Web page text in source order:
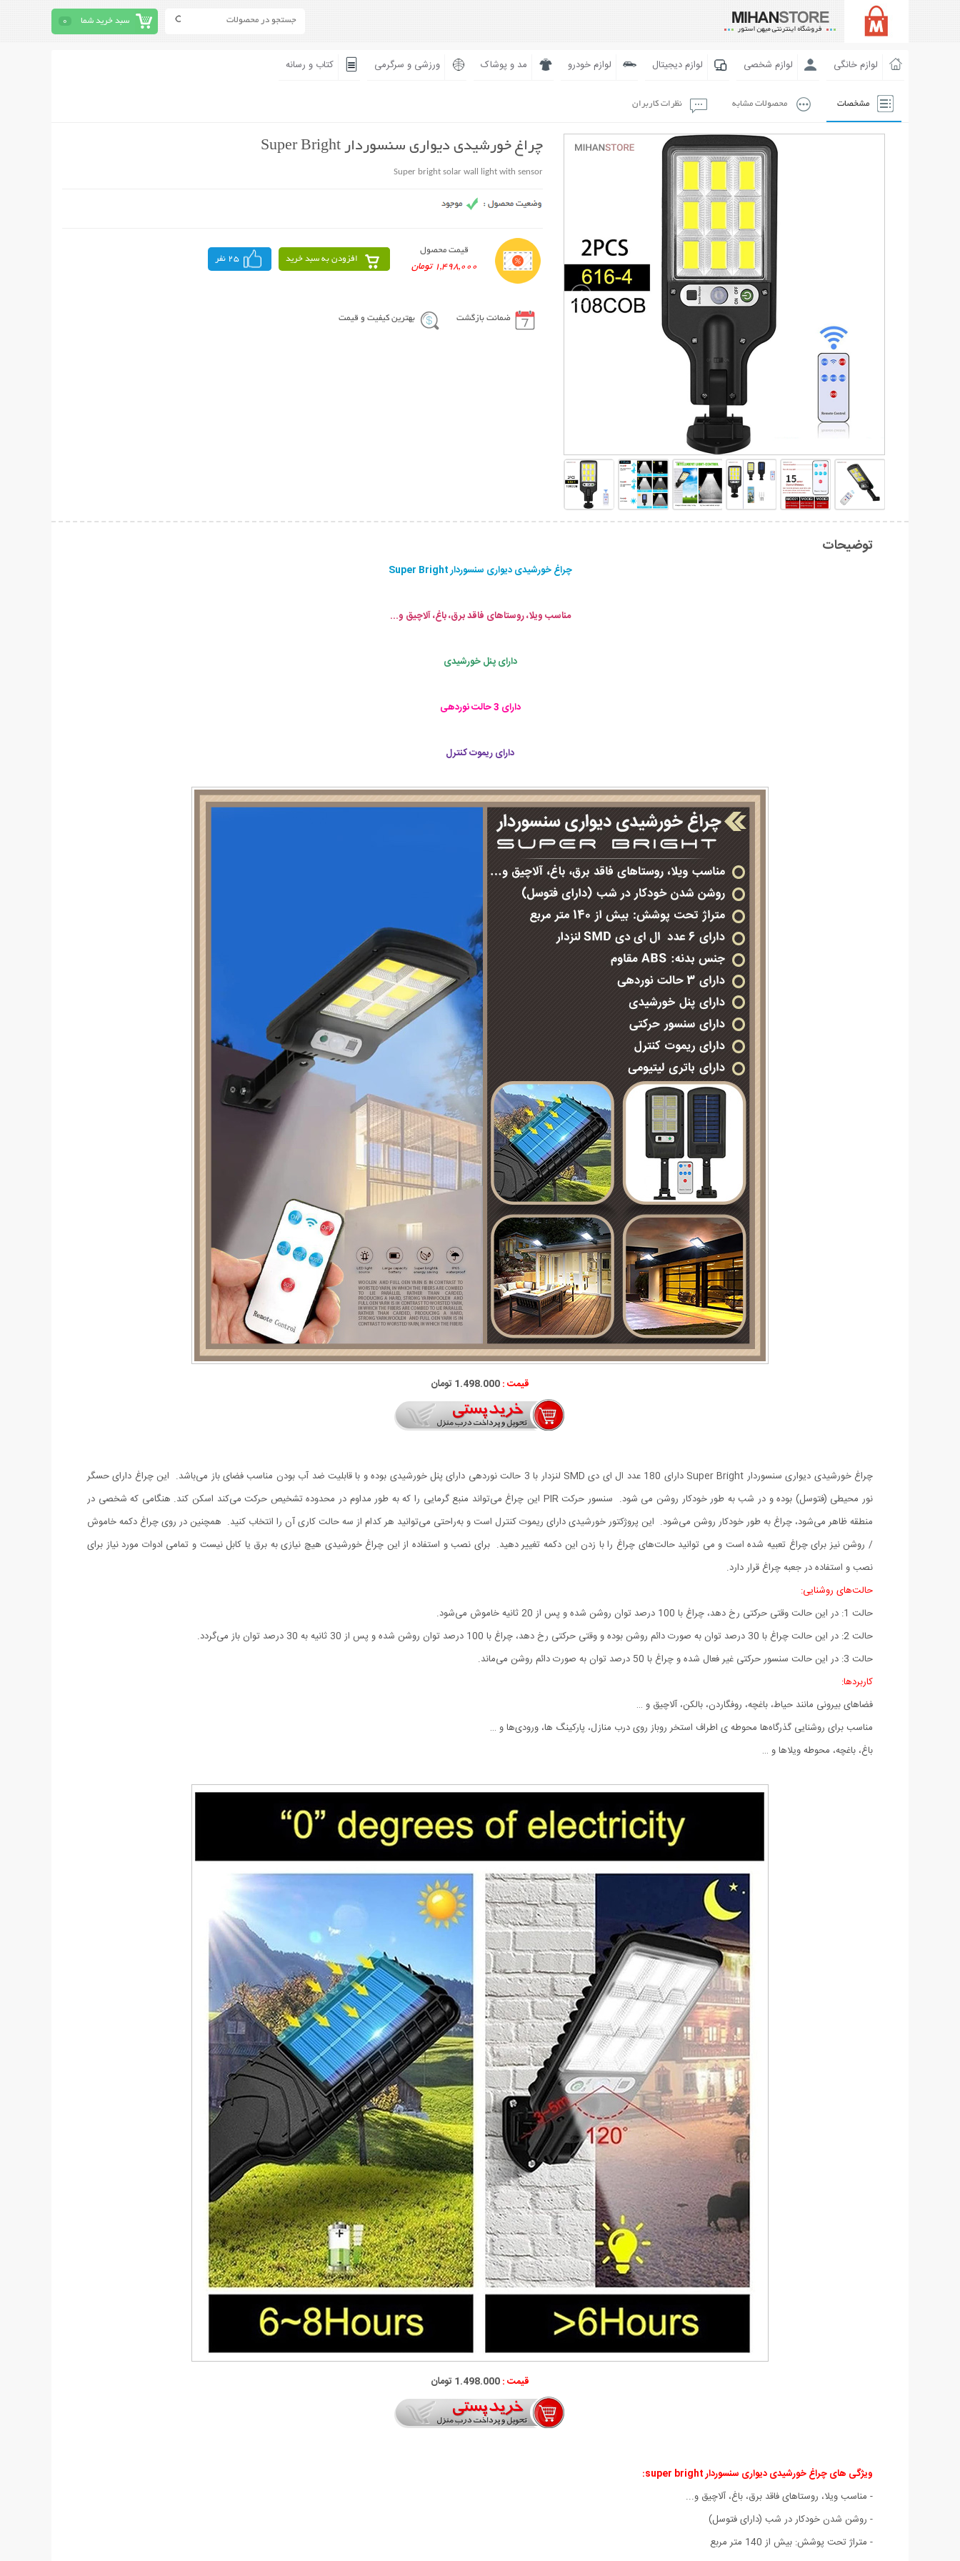
سبد خرید شما 0
لوازم خانگی لوازم شخصی لوازم دیجیتال لوازم خودرو مد و پوشاک ورزشی و سرگرمی کتاب و رسانه
مشخصات محصولات مشابه نظرات کاربران
چراغ خورشیدی دیواری سنسوردار Super Bright
Super bright solar wall light with sensor
قیمت محصول
1,498,000 تومان
افزودن به سبد خرید 25 نفر
ضمانت بازگشت بهترین کیفیت و قیمت
توضیحات
چراغ خورشیدی دیواری سنسوردار Super Bright
مناسب ویلا، روستاهای فاقد برق، باغ، آلاچیق و...
دارای پنل خورشیدی
دارای 3 حالت نوردهی
دارای ریموت کنترل
قیمت :1.498.000 تومان
چراغ خورشیدی دیواری سنسوردار Super Bright دارای 180 عدد ال ای دی SMD لنز‌دار با 3 حالت نوردهی دارای پنل خورشیدی بوده و با قابلیت ضد آب بودن مناسب فضای باز می‌‌باشد. این چراغ دارای حسگر
نور محیطی (فتوسل) بوده و در شب به طور خودکار روشن می شود. سنسور حرکت PIR این چراغ می‌تواند منبع گرمایی را که به طور مداوم در محدوده تشخیص حرکت می‌‍‌کند اسکن کند. هنگامی که شخصی در
منطقه ظاهر می‌شود، چراغ به طور خودکار روشن می‌شود. این پروژکتور خورشیدی دارای ریموت کنترل است و به‌راحتی می‌توانید هر کدام از سه حالت کاری آن را انتخاب کنید. همچنین در روی چراغ دکمه خاموش
/ روشن نیز برای چراغ تعبیه شده است و می توانید حالت‌های چراغ را با زدن این دکمه تغییر دهید. برای نصب و استفاده از این چراغ خورشیدی هیچ نیازی به برق یا کابل نیست و تمامی ادوات مورد نیاز برای
نصب و استفاده در جعبه چراغ قرار دارد.
حالت‌های روشنایی:
حالت 1: در این حالت وقتی حرکتی رخ دهد، چراغ با 100 درصد توان روشن شده و پس از 20 ثانیه خاموش می‌شود.
حالت 2: در این حالت چراغ با 30 درصد توان به صورت دائم روشن بوده و وقتی حرکتی رخ دهد، چراغ با 100 درصد توان روشن شده و پس از 30 ثانیه به 30 درصد توان باز می‌گردد.
حالت 3: در این حالت سنسور حرکتی غیر فعال شده و چراغ با 50 درصد توان به صورت دائم روشن می‌ماند.
کاربرد‌ها:
فضاهای بیرونی مانند حیاط، باغچه، روفگاردن، بالکن، آلاچیق و …
مناسب برای روشنایی گذرگاه‌ها محوطه ی اطراف استخر روباز روی درب منازل، پارکینگ ها، ورودی‌ها و …
باغ، باغچه، محوطه ویلاها و …
قیمت :1.498.000 تومان
ویژگی های چراغ خورشیدی دیواری سنسوردار super bright:
- مناسب ویلا، روستاهای فاقد برق، باغ، آلاچیق و...
- روشن شدن خودکار در شب (دارای فتوسل)
- متراژ تحت پوشش: بیش از 140 متر مربع